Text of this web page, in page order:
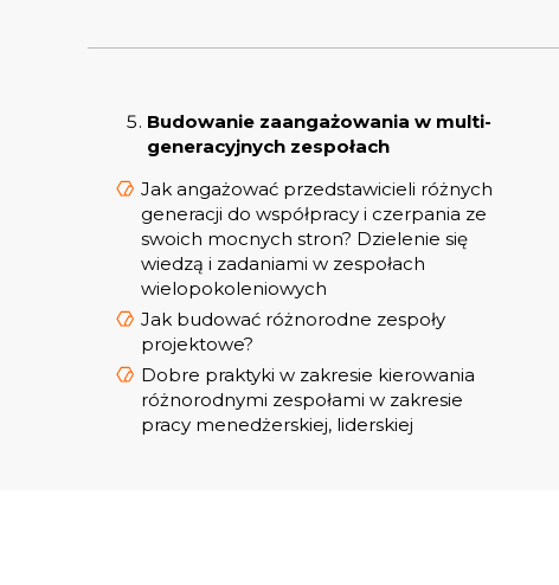
Budowanie zaangażowania w multi-
generacyjnych zespołach
Jak angażować przedstawicieli różnych
generacji do współpracy i czerpania ze
swoich mocnych stron? Dzielenie się
wiedzą i zadaniami w zespołach
wielopokoleniowych
Jak budować różnorodne zespoły
projektowe?
Dobre praktyki w zakresie kierowania
różnorodnymi zespołami w zakresie
pracy menedżerskiej, liderskiej